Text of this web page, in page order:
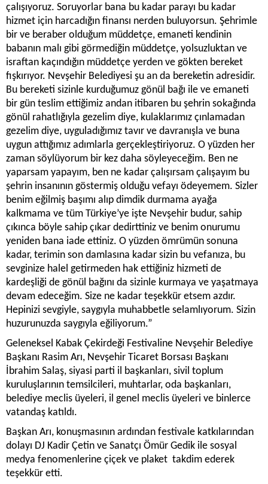
çalışıyoruz. Soruyorlar bana bu kadar parayı bu kadar
hizmet için harcadığın finansı nerden buluyorsun. Şehrimle
bir ve beraber olduğum müddetçe, emaneti kendinin
babanın malı gibi görmediğin müddetçe, yolsuzluktan ve
israftan kaçındığın müddetçe yerden ve gökten bereket
fışkırıyor. Nevşehir Belediyesi şu an da bereketin adresidir.
Bu bereketi sizinle kurduğumuz gönül bağı ile ve emaneti
bir gün teslim ettiğimiz andan itibaren bu şehrin sokağında
gönül rahatlığıyla gezelim diye, kulaklarımız çınlamadan
gezelim diye, uyguladığımız tavır ve davranışla ve buna
uygun attığımız adımlarla gerçekleştiriyoruz. O yüzden her
zaman söylüyorum bir kez daha söyleyeceğim. Ben ne
yaparsam yapayım, ben ne kadar çalışırsam çalışayım bu
şehrin insanının göstermiş olduğu vefayı ödeyemem. Sizler
benim eğilmiş başımı alıp dimdik durmama ayağa
kalkmama ve tüm Türkiye’ye işte Nevşehir budur, sahip
çıkınca böyle sahip çıkar dedirttiniz ve benim onurumu
yeniden bana iade ettiniz. O yüzden ömrümün sonuna
kadar, terimin son damlasına kadar sizin bu vefanıza, bu
sevginize halel getirmeden hak ettiğiniz hizmeti de
kardeşliği de gönül bağını da sizinle kurmaya ve yaşatmaya
devam edeceğim. Size ne kadar teşekkür etsem azdır.
Hepinizi sevgiyle, saygıyla muhabbetle selamlıyorum. Sizin
huzurunuzda saygıyla eğiliyorum.”
Geleneksel Kabak Çekirdeği Festivaline Nevşehir Belediye
Başkanı Rasim Arı, Nevşehir Ticaret Borsası Başkanı
İbrahim Salaş, siyasi parti il başkanları, sivil toplum
kuruluşlarının temsilcileri, muhtarlar, oda başkanları,
belediye meclis üyeleri, il genel meclis üyeleri ve binlerce
vatandaş katıldı.
Başkan Arı, konuşmasının ardından festivale katkılarından
dolayı DJ Kadir Çetin ve Sanatçı Ömür Gedik ile sosyal
medya fenomenlerine çiçek ve plaket takdim ederek
teşekkür etti.